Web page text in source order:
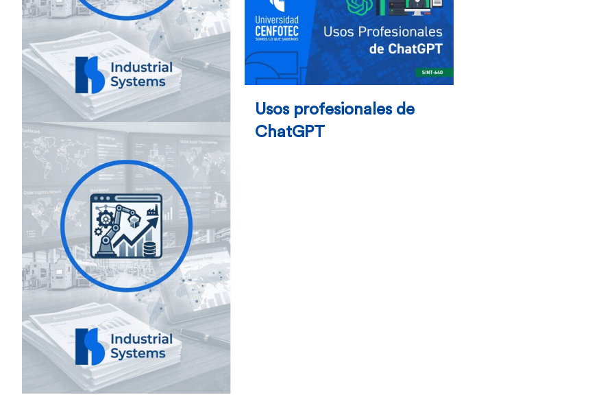
Usos profesionales de
ChatGPT